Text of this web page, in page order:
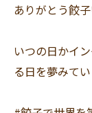
ありがとう餃
いつの日かイ
る日を夢みて